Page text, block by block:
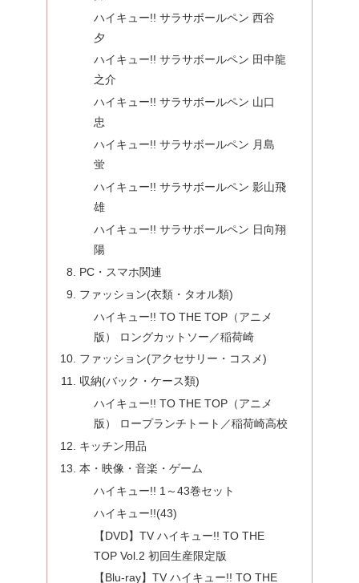
ハイキュー!! サラサボールペン 西谷
夕
ハイキュー!! サラサボールペン 田中龍
之介
ハイキュー!! サラサボールペン 山口
忠
ハイキュー!! サラサボールペン 月島
蛍
ハイキュー!! サラサボールペン 影山飛
雄
ハイキュー!! サラサボールペン 日向翔
陽
PC・スマホ関連
ファッション(衣類・タオル類)
ハイキュー!! TO THE TOP（アニメ
版） ロングカットソー／稲荷崎
ファッション(アクセサリー・コスメ)
収納(バック・ケース類)
ハイキュー!! TO THE TOP（アニメ
版） ロープランチトート／稲荷崎高校
キッチン用品
本・映像・音楽・ゲーム
ハイキュー!! 1～43巻セット
ハイキュー!!(43)
【DVD】TV ハイキュー!! TO THE
TOP Vol.2 初回生産限定版
【Blu-ray】TV ハイキュー!! TO THE